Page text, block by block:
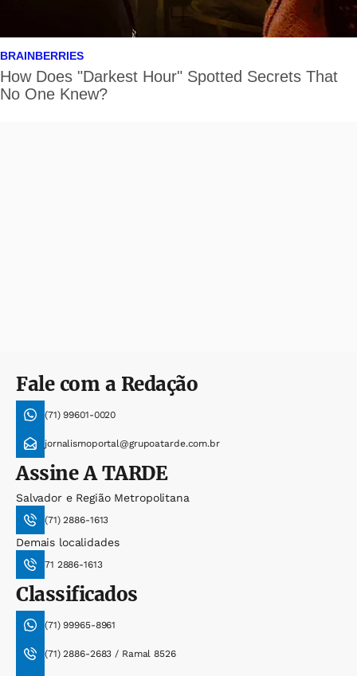
Fale com a Redação
(71) 99601-0020
jornalismoportal@grupoatarde.com.br
AssineA TARDE
Salvador e Região Metropolitana
(71) 2886-1613
Demais localidades
71 2886-1613
Classificados
(71) 99965-8961
(71) 2886-2683 / Ramal 8526